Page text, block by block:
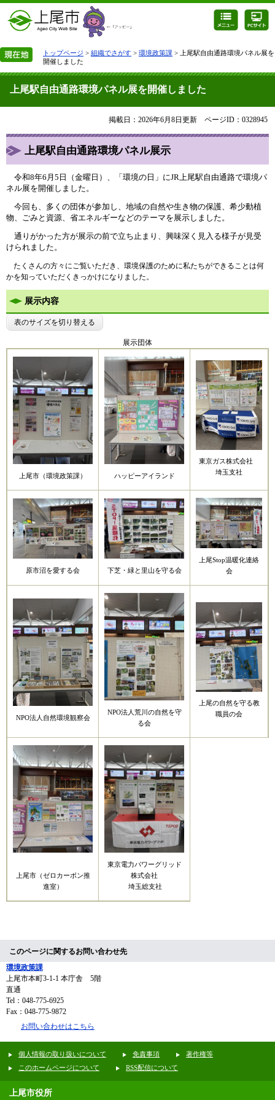
トップページ > 組織でさがす > 環境政策課 > 上尾駅自由通路環境パネル展を
開催しました
上尾駅自由通路環境パネル展を開催しました
掲載日：2026年6月8日更新 ページID：0328945
上尾駅自由通路環境パネル展示
令和8年6月5日（金曜日）、「環境の日」にJR上尾駅自由通路で環境パ
ネル展を開催しました。
今回も、多くの団体が参加し、地域の自然や生き物の保護、希少動植
物、ごみと資源、省エネルギーなどのテーマを展示しました。
通りがかった方が展示の前で立ち止まり、興味深く見入る様子が見受
けられました。
たくさんの方々にご覧いただき、環境保護のために私たちができることは何
かを知っていただくきっかけになりました。
展示内容
表のサイズを切り替える
展示団体
上尾市（環境政策課） ハッピーアイランド
東京ガス株式会社
埼玉支社
原市沼を愛する会 下芝・緑と里山を守る会
上尾Stop温暖化連絡
会
NPO法人自然環境観察会
NPO法人荒川の自然を守
る会
上尾の自然を守る教
職員の会
上尾市（ゼロカーボン推
進室）
東京電力パワーグリッド
株式会社
埼玉総支社
このページに関するお問い合わせ先
環境政策課
上尾市本町3-1-1 本庁舎 5階
直通
Tel：048-775-6925
Fax：048-775-9872
お問い合わせはこちら
個人情報の取り扱いについて 免責事項
著作権等
このホームページについて
RSS配信について
上尾市役所